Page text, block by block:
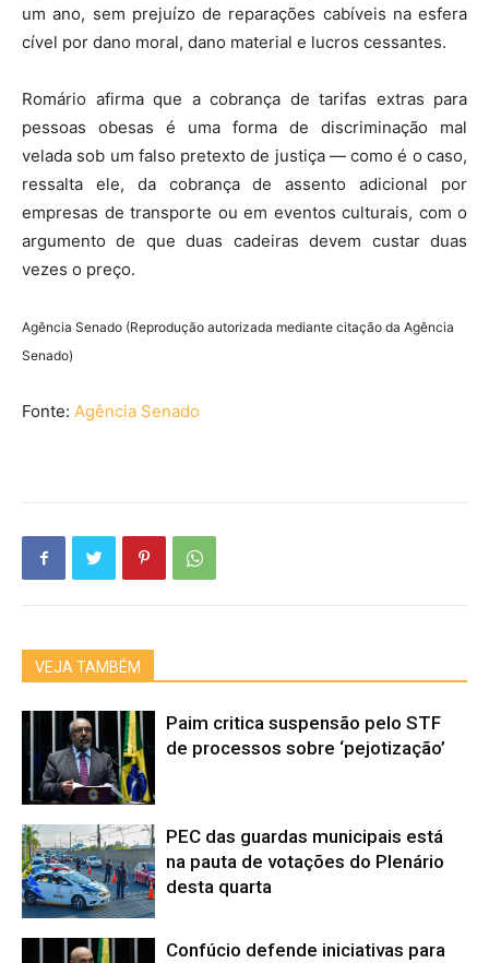
um ano, sem prejuízo de reparações cabíveis na esfera
cível por dano moral, dano material e lucros cessantes.
Romário afirma que a cobrança de tarifas extras para
pessoas obesas é uma forma de discriminação mal
velada sob um falso pretexto de justiça — como é o caso,
ressalta ele, da cobrança de assento adicional por
empresas de transporte ou em eventos culturais, com o
argumento de que duas cadeiras devem custar duas
vezes o preço.
Agência Senado (Reprodução autorizada mediante citação da Agência
Senado)
Fonte: Agência Senado
VEJA TAMBÉM
Paim critica suspensão pelo STF
de processos sobre ‘pejotização’
PEC das guardas municipais está
na pauta de votações do Plenário
desta quarta
Confúcio defende iniciativas para